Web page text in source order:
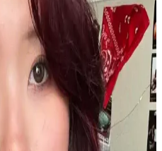
pH 5.5 ile Saç
Çözüm
pH 5.5 değeriyle saç derisini
sağlıklı, parlak saçlar sağlar.
etkili sonuçlar sunar.
Pembe Saç Boncuk